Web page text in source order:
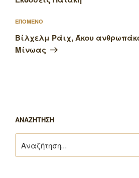
Επόμενο
άρθρο
ΕΠΟΜΕΝΟ
Βίλχελμ Ράιχ, Άκου
Μίνωας
ΑΝΑΖΗΤΗΣΗ
για: